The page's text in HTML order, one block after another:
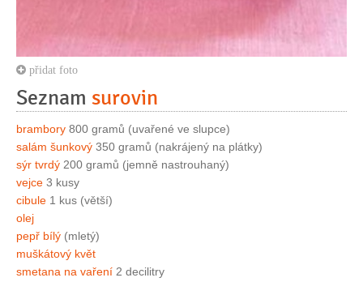
přidat foto
Seznam surovin
brambory 800 gramů (uvařené ve slupce)
salám šunkový 350 gramů (nakrájený na plátky)
sýr tvrdý 200 gramů (jemně nastrouhaný)
vejce 3 kusy
cibule 1 kus (větší)
olej
pepř bílý (mletý)
muškátový květ
smetana na vaření 2 decilitry